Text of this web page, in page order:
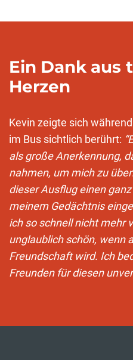
Ein Dank aus
Herzen
Kevin zeigte sich
im Bus sichtlich berührt:
als große Anerkennung,
nahmen, um mich zu
dieser Ausflug einen
meinem Gedächtnis
ich so schnell nicht mehr
unglaublich schön, wenn
Freundschaft wird. Ich
Freunden für diesen